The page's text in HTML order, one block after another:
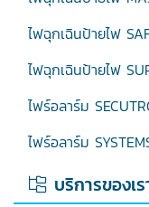
ไฟฉุกเฉินป้ายไฟ
ไฟฉุกเฉินป้ายไฟ
ไฟร์อลาร์ม
ไฟร์อลาร์ม
บริการของเร